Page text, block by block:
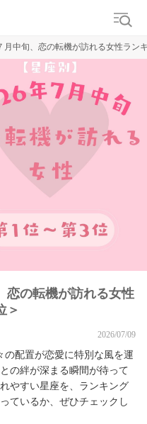
月中旬、恋の転機が訪れる女性ラン
恋の転機が訪れる女性
＞
2026/07/09
の配置が恋愛に特別な風を運
の絆が深まる瞬間が待って
やすい星座を、ランキング
ているか、ぜひチェックし